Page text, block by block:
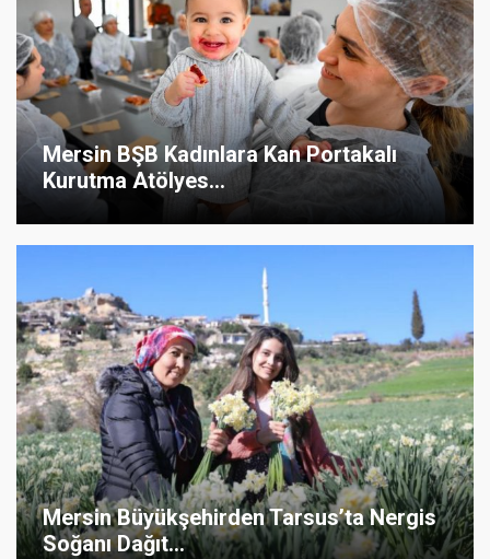
Mersin BŞB Kadınlara Kan Portakalı
Kurutma Atölyes...
Mersin Büyükşehirden Tarsus’ta Nergis
Soğanı Dağıt...